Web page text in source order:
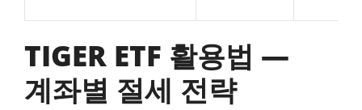
TIGER ETF 활용법 —
계좌별 절세 전략